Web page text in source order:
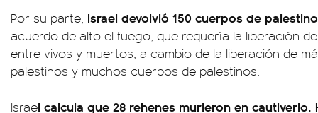
Por su parte, Israel devolvió 150 cuerpos de
acuerdo de alto el fuego, que requería la liberación
entre vivos y muertos, a cambio de la liberación de
palestinos y muchos cuerpos de palestinos.
Israel calcula que 28 rehenes murieron en cautiverio.